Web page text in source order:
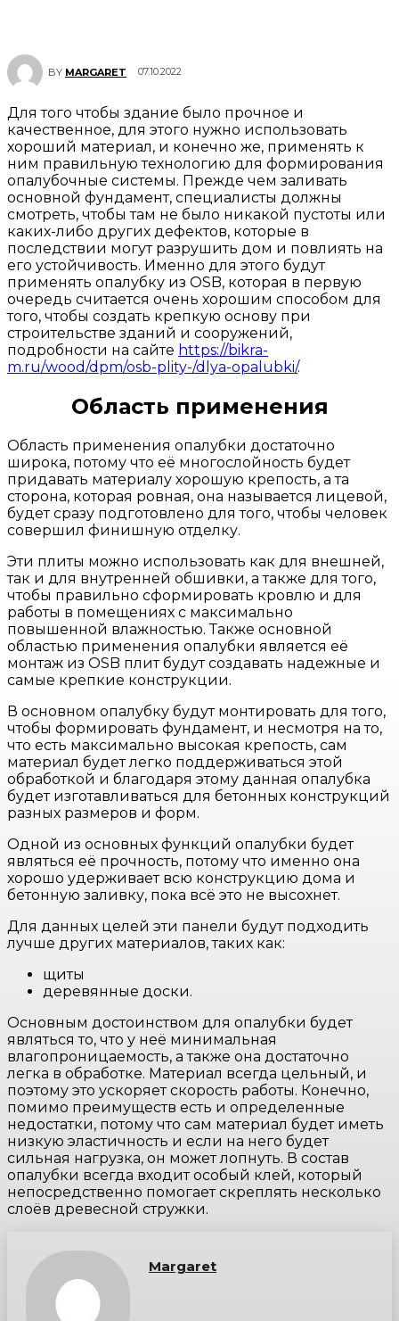
BY MARGARET 07.10.2022
Для того чтобы здание было прочное и
качественное, для этого нужно использовать
хороший материал, и конечно же, применять к
ним правильную технологию для формирования
опалубочные системы. Прежде чем заливать
основной фундамент, специалисты должны
смотреть, чтобы там не было никакой пустоты или
каких-либо других дефектов, которые в
последствии могут разрушить дом и повлиять на
его устойчивость. Именно для этого будут
применять опалубку из OSB, которая в первую
очередь считается очень хорошим способом для
того, чтобы создать крепкую основу при
строительстве зданий и сооружений,
подробности на сайте https://bikra-
m.ru/wood/dpm/osb-plity-/dlya-opalubki/.
Область применения
Область применения опалубки достаточно
широка, потому что её многослойность будет
придавать материалу хорошую крепость, а та
сторона, которая ровная, она называется лицевой,
будет сразу подготовлено для того, чтобы человек
совершил финишную отделку.
Эти плиты можно использовать как для внешней,
так и для внутренней обшивки, а также для того,
чтобы правильно сформировать кровлю и для
работы в помещениях с максимально
повышенной влажностью. Также основной
областью применения опалубки является её
монтаж из OSB плит будут создавать надежные и
самые крепкие конструкции.
В основном опалубку будут монтировать для того,
чтобы формировать фундамент, и несмотря на то,
что есть максимально высокая крепость, сам
материал будет легко поддерживаться этой
обработкой и благодаря этому данная опалубка
будет изготавливаться для бетонных конструкций
разных размеров и форм.
Одной из основных функций опалубки будет
являться её прочность, потому что именно она
хорошо удерживает всю конструкцию дома и
бетонную заливку, пока всё это не высохнет.
Для данных целей эти панели будут подходить
лучше других материалов, таких как:
щиты
деревянные доски.
Основным достоинством для опалубки будет
являться то, что у неё минимальная
влагопроницаемость, а также она достаточно
легка в обработке. Материал всегда цельный, и
поэтому это ускоряет скорость работы. Конечно,
помимо преимуществ есть и определенные
недостатки, потому что сам материал будет иметь
низкую эластичность и если на него будет
сильная нагрузка, он может лопнуть. В состав
опалубки всегда входит особый клей, который
непосредственно помогает скреплять несколько
слоёв древесной стружки.
Margaret